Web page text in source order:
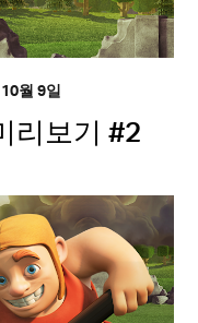
월 9일
리보기 #2